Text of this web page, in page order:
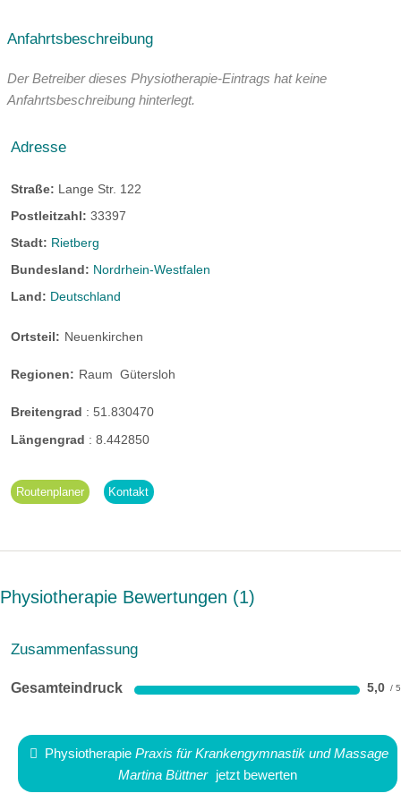
Anfahrtsbeschreibung
Der Betreiber dieses Physiotherapie-Eintrags hat keine
Anfahrtsbeschreibung hinterlegt.
Adresse
Straße: Lange Str. 122
Postleitzahl: 33397
Stadt: Rietberg
Bundesland: Nordrhein-Westfalen
Land: Deutschland
Ortsteil: Neuenkirchen
Regionen: Raum Gütersloh
Breitengrad : 51.830470
Längengrad : 8.442850
Routenplaner Kontakt
Physiotherapie Bewertungen 1
Zusammenfassung
Gesamteindruck 5,0
PhysiotherapiePraxis für Krankengymnastik und Massage
Martina Büttner jetzt bewerten